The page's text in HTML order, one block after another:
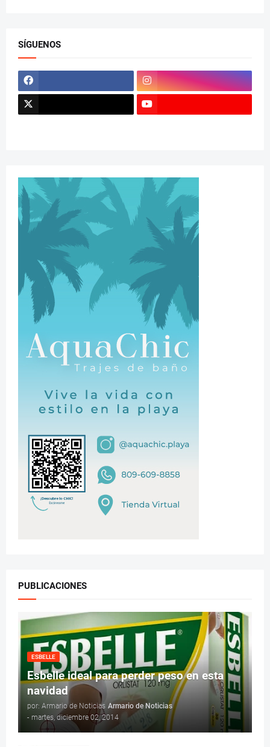
SÍGUENOS
PUBLICACIONES
ESBELLE
Esbelle ideal para perder peso en esta
navidad
por: Armario de Noticias Armario de Noticias
- martes, diciembre 02, 2014